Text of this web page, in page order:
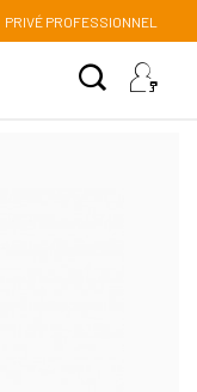
PRIVÉ PROFESSIONNEL